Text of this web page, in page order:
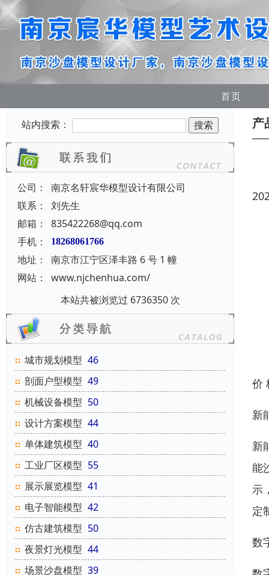
首页
站内搜索：
公司：
南京名轩宸华模型设计有限公司
联系：
刘先生
邮箱：
835422268@qq.com
手机：
18268061766
地址：
南京市江宁区泽丰路 6 号 1 幢
网站：
www.njchenhua.com/
本站共被浏览过 6736350 次
城市规划模型 46
剖面户型模型 49
机械设备模型 50
设计方案模型 44
单体建筑模型 40
工业厂区模型 55
展示展览模型 41
电子智能模型 42
仿古建筑模型 50
夜景灯光模型 44
场景沙盘模型 39
产
价
新
新
能
示
定
数